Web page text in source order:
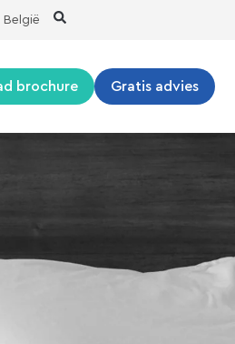
België
brochure Gratis advies